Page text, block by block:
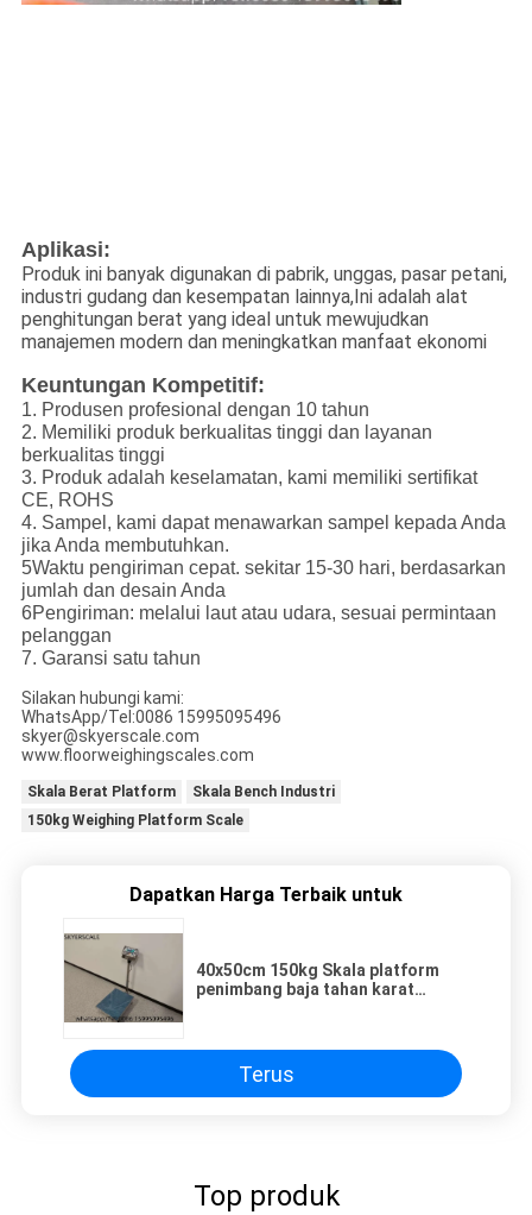
Aplikasi:
Produk ini banyak digunakan di pabrik, unggas, pasar petani,
industri gudang dan kesempatan lainnya,Ini adalah alat
penghitungan berat yang ideal untuk mewujudkan
manajemen modern dan meningkatkan manfaat ekonomi
Keuntungan Kompetitif:
1. Produsen profesional dengan 10 tahun
2. Memiliki produk berkualitas tinggi dan layanan
berkualitas tinggi
3. Produk adalah keselamatan, kami memiliki sertifikat
CE, ROHS
4. Sampel, kami dapat menawarkan sampel kepada Anda
jika Anda membutuhkan.
5Waktu pengiriman cepat. sekitar 15-30 hari, berdasarkan
jumlah dan desain Anda
6Pengiriman: melalui laut atau udara, sesuai permintaan
pelanggan
7. Garansi satu tahun
Silakan hubungi kami:
WhatsApp/Tel:0086 15995095496
skyer@skyerscale.com
www.floorweighingscales.com
Skala Berat Platform
Skala Bench Industri
150kg Weighing Platform Scale
Dapatkan Harga Terbaik untuk
40x50cm 150kg Skala platform
penimbang baja tahan karat
Terus
Top produk